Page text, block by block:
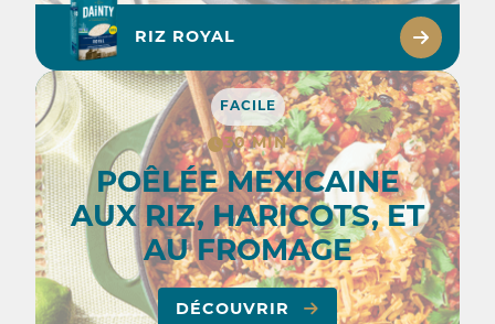
RIZ ROYAL
FACILE
30 MIN
POÊLÉE MEXICAINE
AUX RIZ, HARICOTS, ET
AU FROMAGE
DÉCOUVRIR